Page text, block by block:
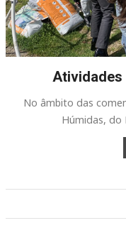
Atividades
No âmbito das
Húmidas, do